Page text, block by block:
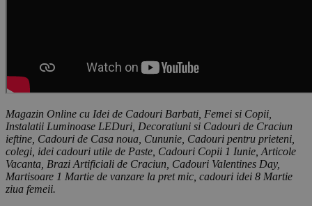
Magazin Online cu Idei de Cadouri Barbati, Femei si Copii,
Instalatii Luminoase LEDuri, Decoratiuni si Cadouri de Craciun
ieftine, Cadouri de Casa noua, Cununie, Cadouri pentru prieteni,
colegi, idei cadouri utile de Paste, Cadouri Copii 1 Iunie, Articole
Vacanta, Brazi Artificiali de Craciun, Cadouri Valentines Day,
Martisoare 1 Martie de vanzare la pret mic, cadouri idei 8 Martie
ziua femeii.